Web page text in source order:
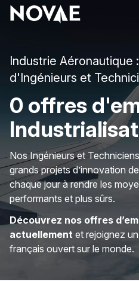
Industrie Aéronautique
d'Ingénieurs et
0 offres
Nos Ingénieurs et
grands projets d’innovation
chaque jour à rendre les
performants et plus sûrs.
Découvrez nos offres
actuellement et rejoignez
français ouvert sur le monde.